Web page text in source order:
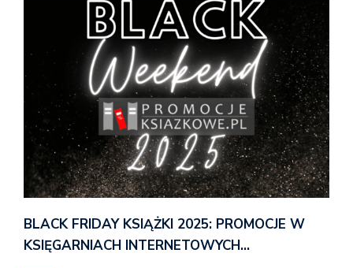
BLACK FRIDAY KSIĄŻKI 2025: PROMOCJE W
KSIĘGARNIACH INTERNETOWYCH…